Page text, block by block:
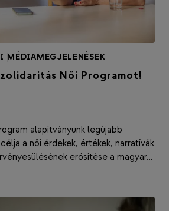
|
MÉDIAMEGJELENÉSEK
Női Programot!
alapítványunk legújabb
a női érdekek, értékek, narratívák
erősítése a magyar…